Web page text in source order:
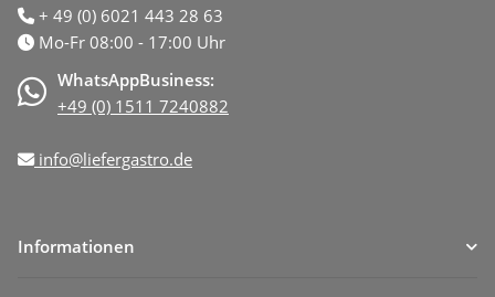
+ 49 (0) 6021 443 28 63
Mo-Fr 08:00 - 17:00 Uhr
WhatsAppBusiness:
+49 (0) 1511 7240882
info@liefergastro.de
Informationen